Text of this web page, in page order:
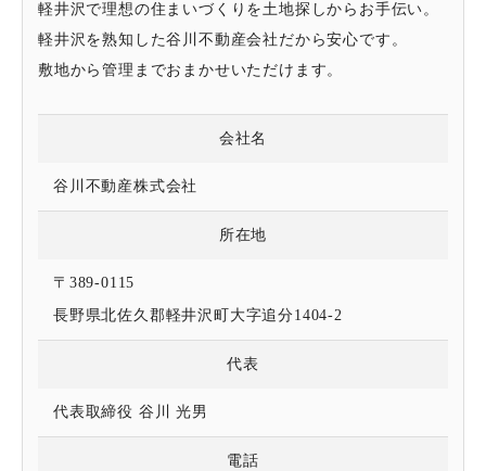
軽井沢で理想の住まいづくりを土地探しからお手伝い。
軽井沢を熟知した谷川不動産会社だから安心です。
敷地から管理までおまかせいただけます。
会社名
谷川不動産株式会社
所在地
〒389-0115
長野県北佐久郡軽井沢町大字追分1404-2
代表
代表取締役 谷川 光男
電話